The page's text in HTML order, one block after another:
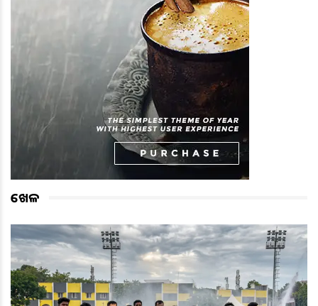
ଖେଳ